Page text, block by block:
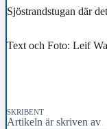
Sjöstrandstugan där
Text och Foto: Leif
SKRIBENT
Artikeln är skriven av